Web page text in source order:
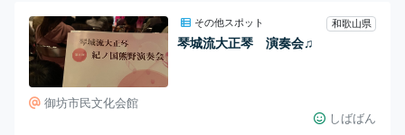
その他スポット 和歌山県
琴城流大正琴 演奏会♫
御坊市民文化会館
しばばん